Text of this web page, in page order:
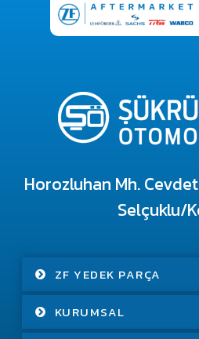
Horozluhan Mh.
Selçuklu/
ZF YEDEK PARÇA
KURUMSAL